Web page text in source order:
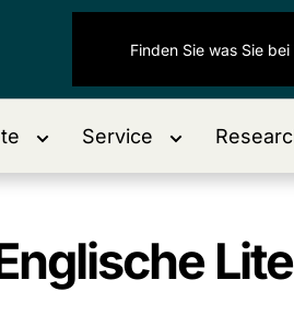
Service